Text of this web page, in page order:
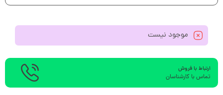
موجود نیست
ارتباط با فروش
تماس با کارشناسان